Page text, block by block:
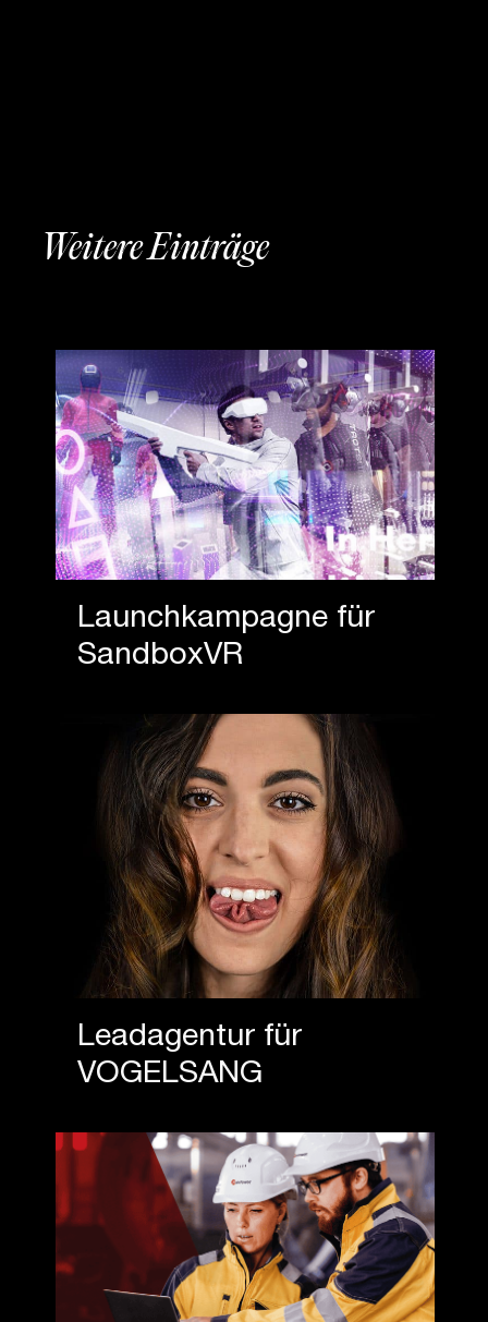
Weitere Einträge
Launchkampagne für
SandboxVR
Leadagentur für
VOGELSANG